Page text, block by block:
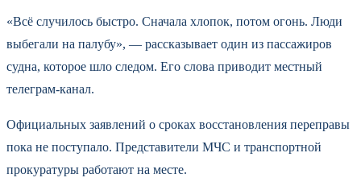
«Всё случилось быстро. Сначала хлопок, потом огонь. Люди
выбегали на палубу», — рассказывает один из пассажиров
судна, которое шло следом. Его слова приводит местный
телеграм-канал.
Официальных заявлений о сроках восстановления переправы
пока не поступало. Представители МЧС и транспортной
прокуратуры работают на месте.